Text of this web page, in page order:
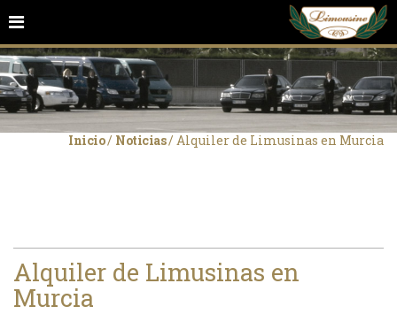
Inicio/ Noticias/ Alquiler de Limusinas en Murcia
Alquiler de Limusinas en
Murcia